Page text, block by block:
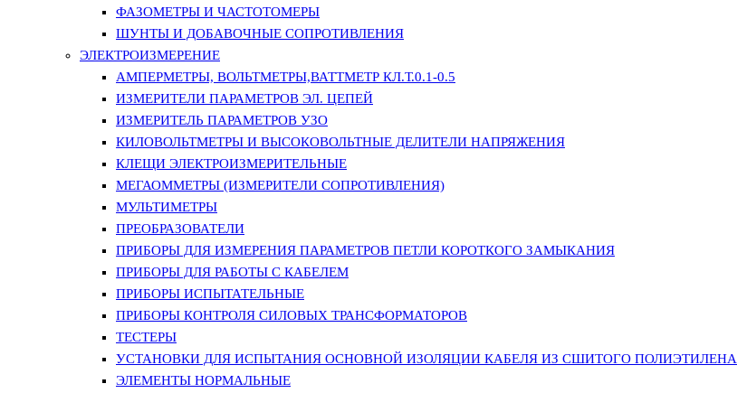
ФАЗОМЕТРЫ И ЧАСТОТОМЕРЫ
ШУНТЫ И ДОБАВОЧНЫЕ СОПРОТИВЛЕНИЯ
ЭЛЕКТРОИЗМЕРЕНИЕ
АМПЕРМЕТРЫ, ВОЛЬТМЕТРЫ,ВАТТМЕТР КЛ.Т.0.1-0.5
ИЗМЕРИТЕЛИ ПАРАМЕТРОВ ЭЛ. ЦЕПЕЙ
ИЗМЕРИТЕЛЬ ПАРАМЕТРОВ УЗО
КИЛОВОЛЬТМЕТРЫ И ВЫСОКОВОЛЬТНЫЕ ДЕЛИТЕЛИ НАПРЯЖЕНИЯ
КЛЕЩИ ЭЛЕКТРОИЗМЕРИТЕЛЬНЫЕ
МЕГАОММЕТРЫ (ИЗМЕРИТЕЛИ СОПРОТИВЛЕНИЯ)
МУЛЬТИМЕТРЫ
ПРЕОБРАЗОВАТЕЛИ
ПРИБОРЫ ДЛЯ ИЗМЕРЕНИЯ ПАРАМЕТРОВ ПЕТЛИ КОРОТКОГО ЗАМЫКАНИЯ
ПРИБОРЫ ДЛЯ РАБОТЫ С КАБЕЛЕМ
ПРИБОРЫ ИСПЫТАТЕЛЬНЫЕ
ПРИБОРЫ КОНТРОЛЯ СИЛОВЫХ ТРАНСФОРМАТОРОВ
ТЕСТЕРЫ
УСТАНОВКИ ДЛЯ ИСПЫТАНИЯ ОСНОВНОЙ ИЗОЛЯЦИИ КАБЕЛЯ ИЗ СШИТОГО ПОЛИЭТИЛЕНА
ЭЛЕМЕНТЫ НОРМАЛЬНЫЕ